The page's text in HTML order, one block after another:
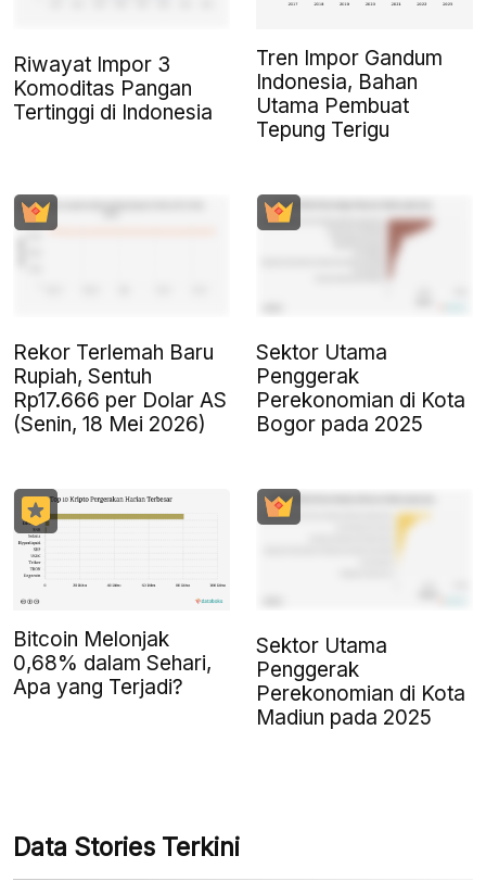
Riwayat Impor 3
Komoditas Pangan
Tertinggi di Indonesia
Tren Impor Gandum
Indonesia, Bahan
Utama Pembuat
Tepung Terigu
Rekor Terlemah Baru
Rupiah, Sentuh
Rp17.666 per Dolar AS
(Senin, 18 Mei 2026)
Sektor Utama
Penggerak
Perekonomian di Kota
Bogor pada 2025
Bitcoin Melonjak
0,68% dalam Sehari,
Apa yang Terjadi?
Sektor Utama
Penggerak
Perekonomian di Kota
Madiun pada 2025
Data Stories Terkini